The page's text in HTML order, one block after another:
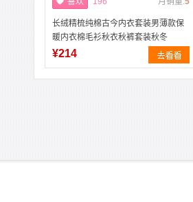
长绒精梳纯棉古今内衣套装男薄款保
暖内衣棉毛衫秋衣秋裤套装秋冬
¥214